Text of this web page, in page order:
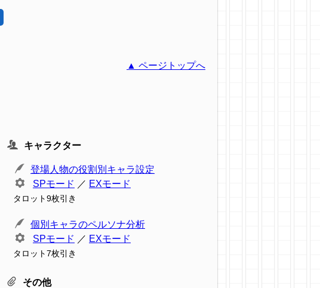
▲ ページトップへ
キャラクター
登場人物の役割別キャラ設定
SPモード ／ EXモード
タロット9枚引き
個別キャラのペルソナ分析
SPモード ／ EXモード
タロット7枚引き
その他